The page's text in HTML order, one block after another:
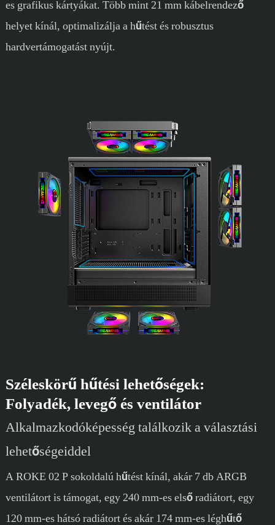
es grafikus kártyákat. Több mint 21 mm kábelrendező
helyet kínál, optimalizálja a hűtést és robusztus
hardvertámogatást nyújt.
Széleskörű hűtési lehetőségek:
Folyadék, levegő és ventilátor
Alkalmazkodóképesség találkozik a választási
lehetőségeiddel
A ROKE 02 P sokoldalú hűtést kínál, akár 7 db ARGB
ventilátort is támogat, egy 240 mm-es első radiátort, egy
120 mm-es hátsó radiátort és akár 174 mm-es léghűtő